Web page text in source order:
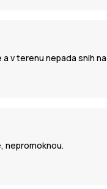
v terenu nepada snih
nepromoknou.